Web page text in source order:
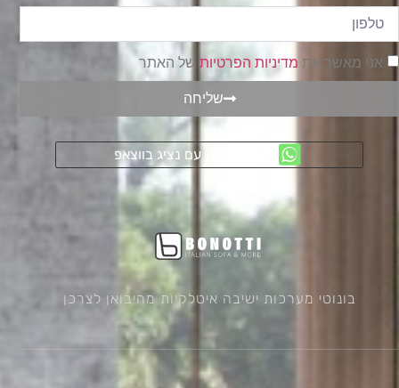
אני מאשר את מדיניות הפרטיות של האתר
שליחה
להתכתבות עם נציג בווצאפ
בונוטי מערכות ישיבה איטלקיות מהיבואן לצרכן